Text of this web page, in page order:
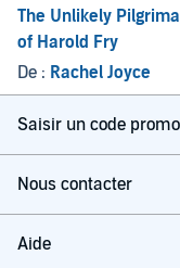
The Unlikely
of Harold Fry
De : Rachel Joyce
Saisir un code
Nous contacter
Aide